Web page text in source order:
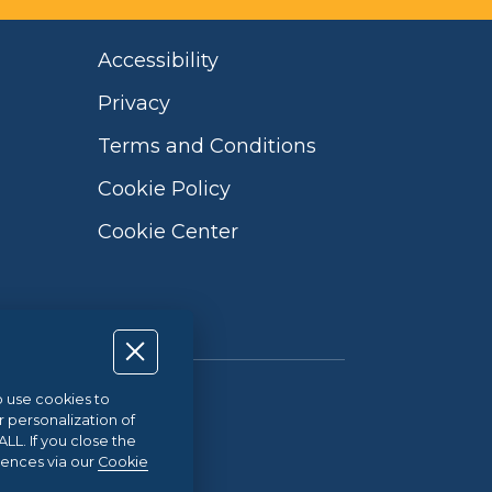
Accessibility
Privacy
Terms and Conditions
Cookie Policy
Cookie Center
UNI EN ISO 9001:2015
use cookies to
personalization of
If you close the
via our Cookie